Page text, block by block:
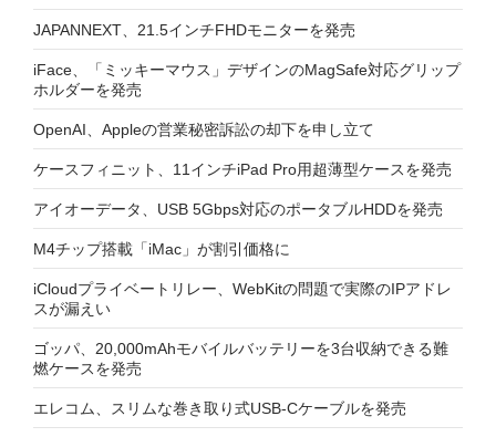
JAPANNEXT、21.5インチFHDモニターを発売
iFace、「ミッキーマウス」デザインのMagSafe対応グリップ
ホルダーを発売
OpenAI、Appleの営業秘密訴訟の却下を申し立て
ケースフィニット、11インチiPad Pro用超薄型ケースを発売
アイオーデータ、USB 5Gbps対応のポータブルHDDを発売
M4チップ搭載「iMac」が割引価格に
iCloudプライベートリレー、WebKitの問題で実際のIPアドレ
スが漏えい
ゴッパ、20,000mAhモバイルバッテリーを3台収納できる難
燃ケースを発売
エレコム、スリムな巻き取り式USB-Cケーブルを発売